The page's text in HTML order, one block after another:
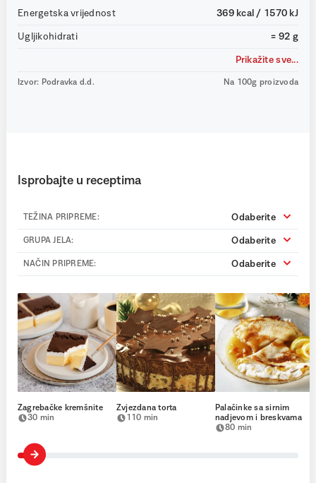
Energetska vrijednost 369 kcal / 1570 kJ
Ugljikohidrati = 92 g
Prikažite sve...
Izvor: Podravka d.d. Na 100g proizvoda
Isprobajte u receptima
TEŽINA PRIPREME: Odaberite
GRUPA JELA: Odaberite
NAČIN PRIPREME: Odaberite
Zagrebačke kremšnite
30 min
Zvjezdana torta
110 min
Palačinke sa sirnim
nadjevom i breskvama
80 min